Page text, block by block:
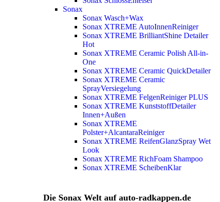
Sonax
Sonax Wasch+Wax
Sonax XTREME AutoInnenReiniger
Sonax XTREME BrilliantShine Detailer
Hot
Sonax XTREME Ceramic Polish All-in-
One
Sonax XTREME Ceramic QuickDetailer
Sonax XTREME Ceramic
SprayVersiegelung
Sonax XTREME FelgenReiniger PLUS
Sonax XTREME KunststoffDetailer
Innen+Außen
Sonax XTREME
Polster+AlcantaraReiniger
Sonax XTREME ReifenGlanzSpray Wet
Look
Sonax XTREME RichFoam Shampoo
Sonax XTREME ScheibenKlar
Die Sonax Welt auf auto-radkappen.de